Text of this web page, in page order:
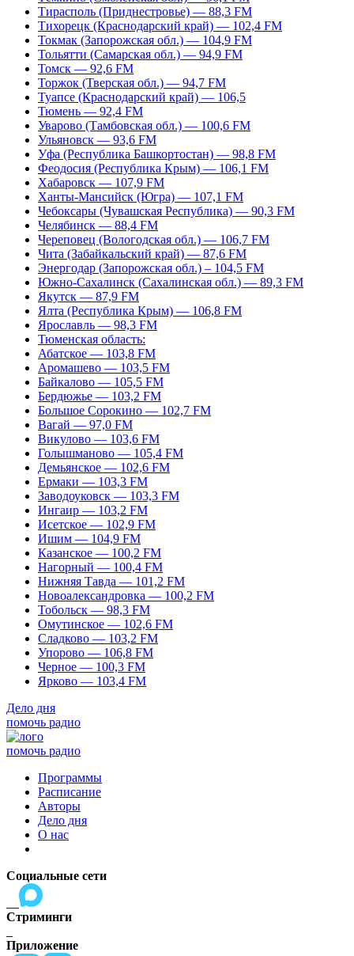
Тирасполь (Приднестровье) — 88,3 FM
Тихорецк (Краснодарский край) — 102,4 FM
Токмак (Запорожская обл.) — 104,9 FM
Тольятти (Самарская обл.) — 94,9 FM
Томск — 92,6 FM
Торжок (Тверская обл.) — 94,7 FM
Туапсе (Краснодарский край) — 106,5
Тюмень — 92,4 FM
Уварово (Тамбовская обл.) — 100,6 FM
Ульяновск — 93,6 FM
Уфа (Республика Башкортостан) — 98,8 FM
Феодосия (Республика Крым) — 106,1 FM
Хабаровск — 107,9 FM
Ханты-Мансийск (Югра) — 107,1 FM
Чебоксары (Чувашская Республика) — 90,3 FM
Челябинск — 88,4 FM
Череповец (Вологодская обл.) — 106,7 FM
Чита (Забайкальский край) — 87,6 FM
Энергодар (Запорожская обл.) – 104,5 FM
Южно-Сахалинск (Сахалинская обл.) — 89,3 FM
Якутск — 87,9 FM
Ялта (Республика Крым) — 106,8 FM
Ярославль — 98,3 FM
Тюменская область:
Абатское — 103,8 FM
Аромашево — 103,5 FM
Байкалово — 105,5 FM
Бердюжье — 103,2 FM
Большое Сорокино — 102,7 FM
Вагай — 97,0 FM
Викулово — 103,6 FM
Голышманово — 105,4 FM
Демьянское — 102,6 FM
Ермаки — 103,3 FM
Заводоуковск — 103,3 FM
Ингаир — 103,2 FM
Исетское — 102,9 FM
Ишим — 104,9 FM
Казанское — 100,2 FM
Нагорный — 100,4 FM
Нижняя Тавда — 101,2 FM
Новоалександровка — 100,2 FM
Тобольск — 98,3 FM
Омутинское — 102,6 FM
Сладково — 103,2 FM
Упорово — 106,8 FM
Черное — 100,3 FM
Ярково — 103,4 FM
Дело дня
помочь радио
помочь радио
Программы
Расписание
Авторы
Дело дня
О нас
Социальные сети
Стриминги
Приложение